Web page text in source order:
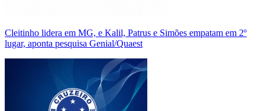
Cleitinho lidera em MG, e Kalil, Patrus e Simões empatam em 2º
lugar, aponta pesquisa Genial/Quaest